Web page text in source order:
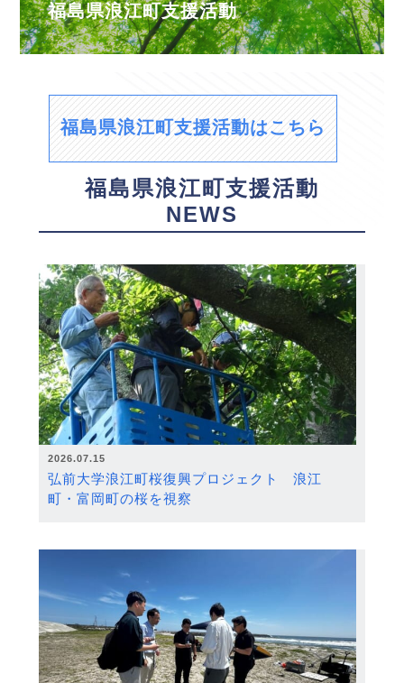
福島県浪江町支援活動
福島県浪江町支援活動はこちら
福島県浪江町支援活動
NEWS
2026.07.15
弘前大学浪江町桜復興プロジェクト 浪江
町・富岡町の桜を視察